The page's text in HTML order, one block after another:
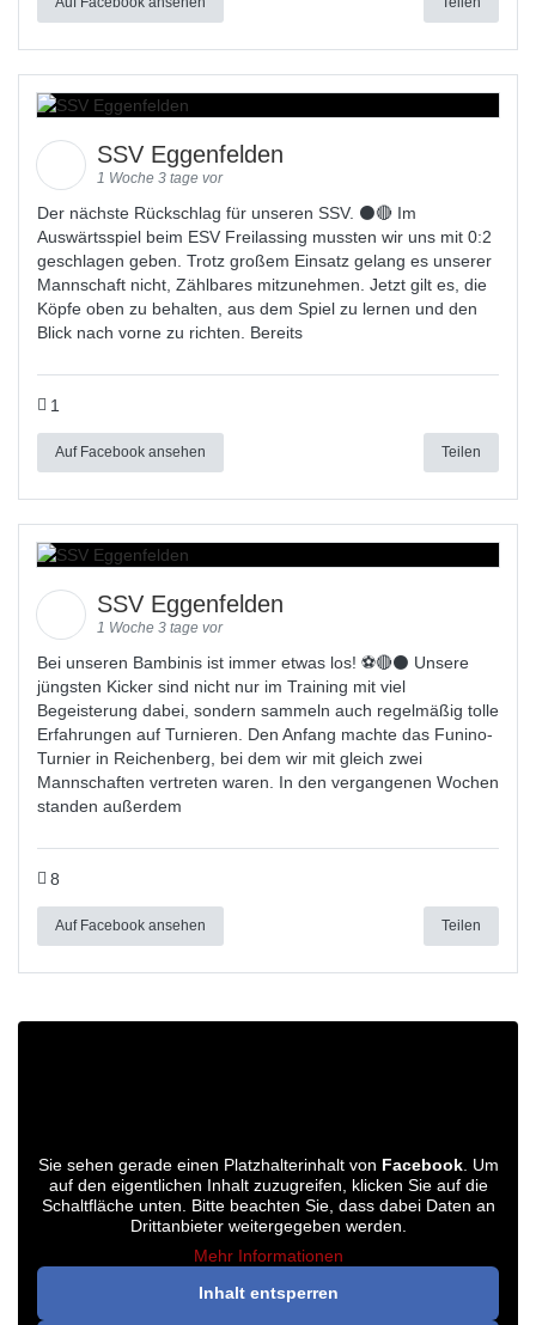
SSV Eggenfelden
1 Woche 3 tage vor
Der nächste Rückschlag für unseren SSV. ⚫🔴 Im
Auswärtsspiel beim ESV Freilassing mussten wir uns mit 0:2
geschlagen geben. Trotz großem Einsatz gelang es unserer
Mannschaft nicht, Zählbares mitzunehmen. Jetzt gilt es, die
Köpfe oben zu behalten, aus dem Spiel zu lernen und den
Blick nach vorne zu richten. Bereits
1
Auf Facebook ansehen Teilen
SSV Eggenfelden
1 Woche 3 tage vor
Bei unseren Bambinis ist immer etwas los! ⚽️🔴⚫ Unsere
jüngsten Kicker sind nicht nur im Training mit viel
Begeisterung dabei, sondern sammeln auch regelmäßig tolle
Erfahrungen auf Turnieren. Den Anfang machte das Funino-
Turnier in Reichenberg, bei dem wir mit gleich zwei
Mannschaften vertreten waren. In den vergangenen Wochen
standen außerdem
8
Auf Facebook ansehen Teilen
Sie sehen gerade einen Platzhalterinhalt von Facebook. Um
auf den eigentlichen Inhalt zuzugreifen, klicken Sie auf die
Schaltfläche unten. Bitte beachten Sie, dass dabei Daten an
Drittanbieter weitergegeben werden.
Mehr Informationen
Inhalt entsperren